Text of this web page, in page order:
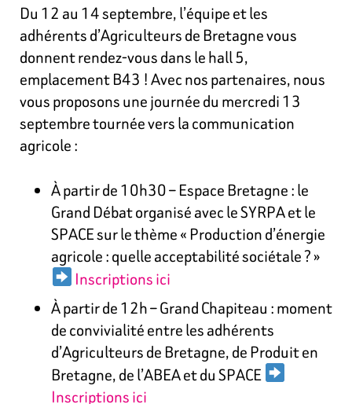
Du 12 au 14 septembre, l’équipe et les
adhérents d’Agriculteurs de Bretagne vous
donnent rendez-vous dans le hall 5,
emplacement B43 ! Avec nos partenaires, nous
vous proposons une journée du mercredi 13
septembre tournée vers la communication
agricole :
À partir de 10h30 – Espace Bretagne : le
Grand Débat organisé avec le SYRPA et le
SPACE sur le thème « Production d’énergie
agricole : quelle acceptabilité sociétale ? »
Inscriptions ici
À partir de 12h – Grand Chapiteau : moment
de convivialité entre les adhérents
d’Agriculteurs de Bretagne, de Produit en
Bretagne, de l’ABEA et du SPACE
Inscriptions ici